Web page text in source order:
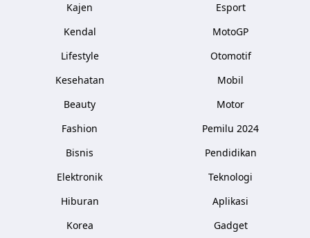
Kajen
Kendal
Lifestyle
Kesehatan
Beauty
Fashion
Bisnis
Elektronik
Hiburan
Korea
Esport
MotoGP
Otomotif
Mobil
Motor
Pemilu 2024
Pendidikan
Teknologi
Aplikasi
Gadget